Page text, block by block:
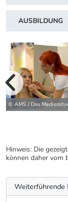
AUSBILDUNG
© AMS / Das
Hinweis: Die
können daher vom
Weiterführende